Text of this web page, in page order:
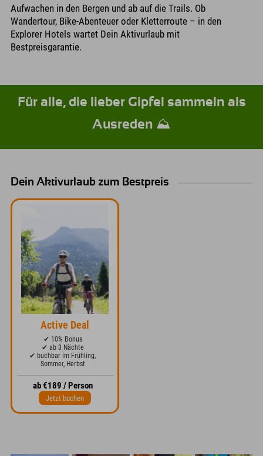
Aufwachen in den Bergen und ab auf die Trails. Ob
Wandertour, Bike-Abenteuer oder Kletterroute – in den
Explorer Hotels wartet Dein Aktivurlaub mit
Bestpreisgarantie.
Für alle, die lieber Gipfel sammeln als
Ausreden ⛰️
Dein Aktivurlaub zum Bestpreis
Active Deal
✔ 10% Bonus
✔ ab 3 Nächte
✔ buchbar im Frühling,
Sommer, Herbst
ab €189 / Person
Jetzt buchen